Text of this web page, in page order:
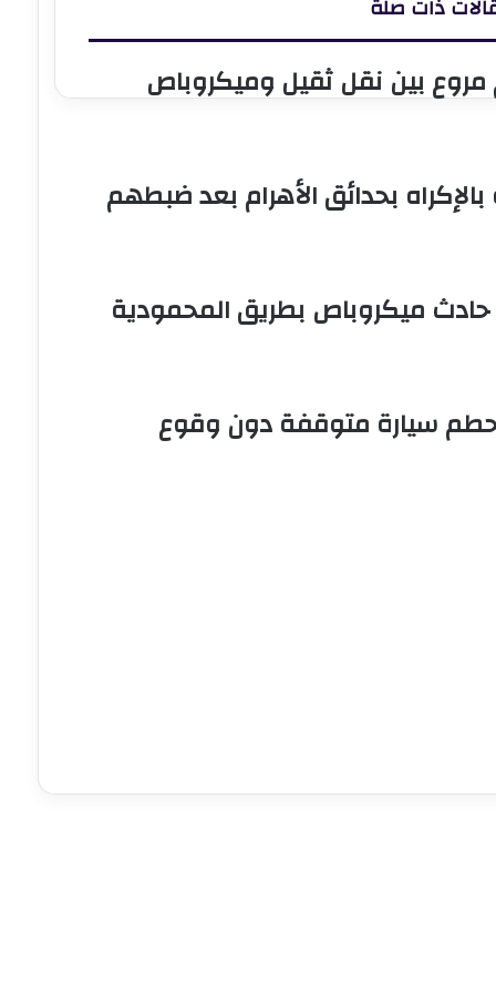
ذات صلة
في تصادم مروع بين نقل ثقيل وميكروباص
بحدائق الأهرام بعد ضبطهم
ميكروباص بطريق المحمودية
سيارة متوقفة دون وقوع